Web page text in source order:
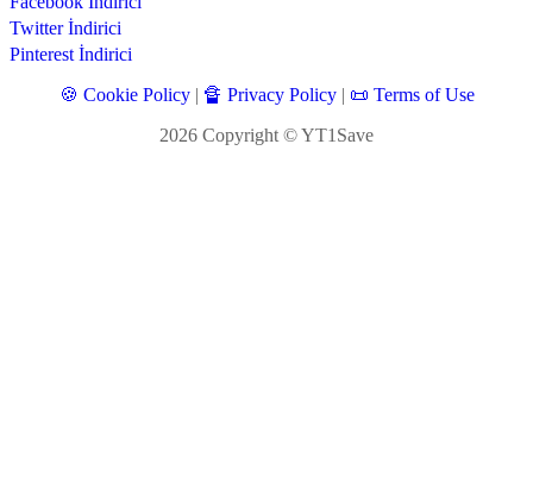
Twitter İndirici
Pinterest İndirici
🍪 Cookie Policy| 🔏 Privacy Policy | 📜 Terms of Use
2026 Copyright © YT1Save